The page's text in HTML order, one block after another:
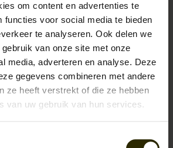
om content en advertenties te
functies voor social media te bieden
te analyseren. Ook delen we
van onze site met onze
media, adverteren en analyse. Deze
gegevens combineren met andere
ze heeft verstrekt of die ze hebben
van uw gebruik van hun services.